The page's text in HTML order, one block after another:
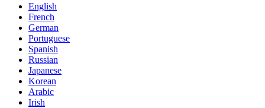
English
French
German
Portuguese
Spanish
Russian
Japanese
Korean
Arabic
Irish